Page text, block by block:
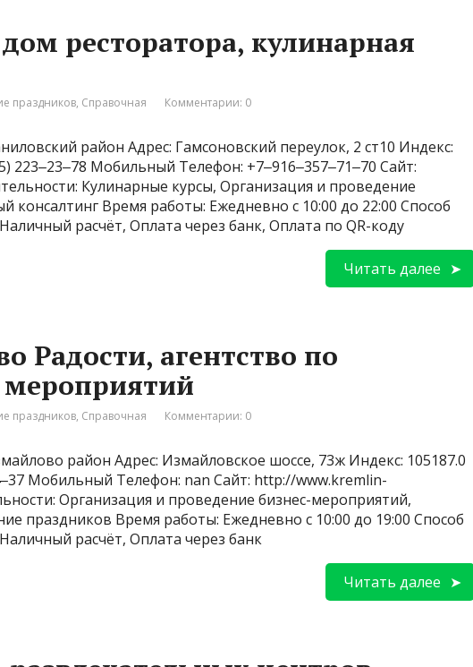
ресторатора, кулинарная
праздников, Справочная Комментарии: 0
район Адрес: Гамсоновский переулок, 2 ст10 Индекс:
223‒23‒78 Мобильный Телефон: +7‒916‒357‒71‒70 Сайт:
Кулинарные курсы, Организация и проведение
консалтинг Время работы: Ежедневно с 10:00 до 22:00 Способ
расчёт, Оплата через банк, Оплата по QR-коду
Читать далее
Радости, агентство по
праздников, Справочная Комментарии: 0
район Адрес: Измайловское шоссе, 73ж Индекс: 105187.0
Мобильный Телефон: nan Сайт: http://www.kremlin-
Организация и проведение бизнес-мероприятий,
праздников Время работы: Ежедневно с 10:00 до 19:00 Способ
расчёт, Оплата через банк
Читать далее